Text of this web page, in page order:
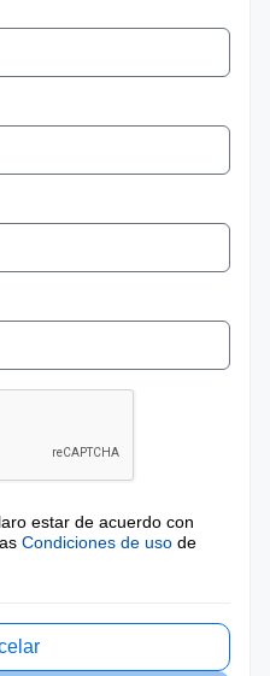
estar de acuerdo con
Condiciones de uso de